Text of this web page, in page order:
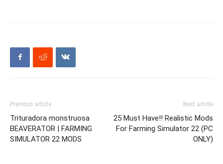
Previous article
Trituradora monstruosa
BEAVERATOR | FARMING
SIMULATOR 22 MODS
Next article
25 Must Have!! Realistic Mods
For Farming Simulator 22 (PC
ONLY)